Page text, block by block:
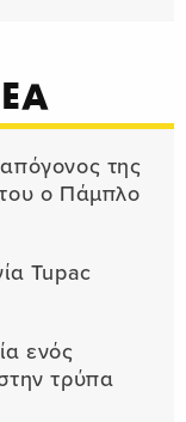
της
ο Πάμπλο
Tupac
ενός
τρύπα